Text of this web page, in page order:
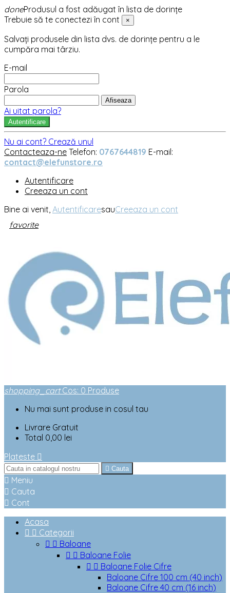
doneProdusul a fost adăugat în lista de dorințe
Trebuie să te conectezi în cont
×
Salvați produsele din lista dvs. de dorințe pentru a le
cumpăra mai târziu.
E-mail
Parola
Afiseaza
Ai uitat parola?
Autentificare
Nu ai cont? Crează unul
Contacteaza-ne Telefon: 0767644819 E-mail:
contact@elefunstore.ro
Autentificare
Creeaza un cont
Bine ai venit, AutentificaresauCreeaza un cont
favorite
shopping_cart Cos: 0 Produse
Nu mai sunt produse in cosul tau
Livrare Gratuit
Total 0,00 lei
Plateste 
 Cauta
 Meniu
 Cauta
 Cont
Acasa
  Categorii
  Baloane
  Baloane Folie
  Baloane Folie Cifre
Baloane Cifre 100 cm (40 inch)
Baloane Cifre 40 cm (16 inch)